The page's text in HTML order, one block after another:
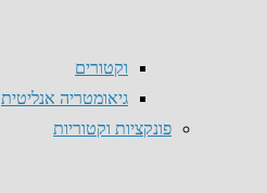
וקטורים
גיאומטריה אנליטית
פונקציות וקטוריות